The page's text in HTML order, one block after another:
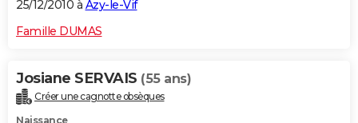
25/12/2010 à Azy-le-Vif
Famille DUMAS
Josiane SERVAIS (55 ans)
Créer une cagnotte obsèques
Naissance